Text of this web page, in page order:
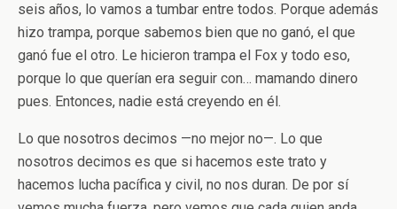
seis años, lo vamos a tumbar entre todos. Porque además
hizo trampa, porque sabemos bien que no ganó, el que
ganó fue el otro. Le hicieron trampa el Fox y todo eso,
porque lo que querían era seguir con… mamando dinero
pues. Entonces, nadie está creyendo en él.
Lo que nosotros decimos —no mejor no—. Lo que
nosotros decimos es que si hacemos este trato y
hacemos lucha pacífica y civil, no nos duran. De por sí